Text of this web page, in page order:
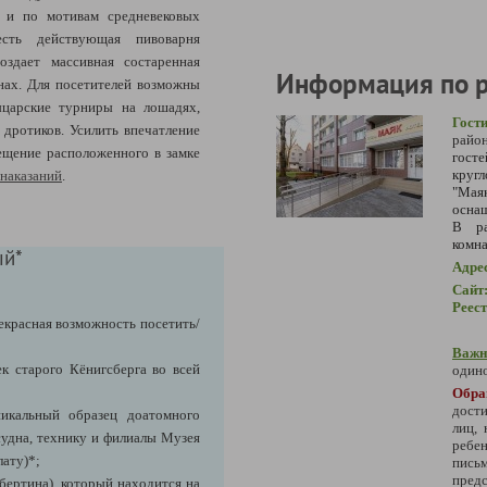
по мотивам средневековых
действующая пивоварня
массивная состаренная
Для посетителей возможны
турниры на лошадях,
Усилить впечатление
расположенного в замке
возможность посетить/
старого Кёнигсберга во всей
образец доатомного
технику и филиалы Музея
который находится на
Информация по
В
лиц,